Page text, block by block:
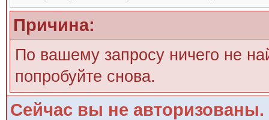
Причина:
По вашему запросу ничего не
попробуйте снова.
Сейчас вы не авторизованы.